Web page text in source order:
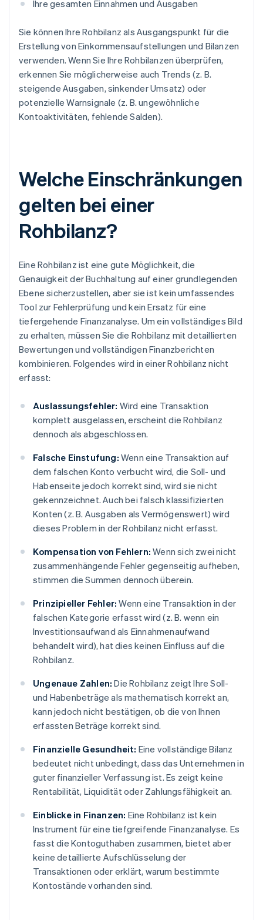
Ihre gesamten Einnahmen und Ausgaben
Sie können Ihre Rohbilanz als Ausgangspunkt für die
Erstellung von Einkommensaufstellungen und Bilanzen
verwenden. Wenn Sie Ihre Rohbilanzen überprüfen,
erkennen Sie möglicherweise auch Trends (z. B.
steigende Ausgaben, sinkender Umsatz) oder
potenzielle Warnsignale (z. B. ungewöhnliche
Kontoaktivitäten, fehlende Salden).
Welche Einschränkungen
gelten bei einer
Rohbilanz?
Eine Rohbilanz ist eine gute Möglichkeit, die
Genauigkeit der Buchhaltung auf einer grundlegenden
Ebene sicherzustellen, aber sie ist kein umfassendes
Tool zur Fehlerprüfung und kein Ersatz für eine
tiefergehende Finanzanalyse. Um ein vollständiges Bild
zu erhalten, müssen Sie die Rohbilanz mit detaillierten
Bewertungen und vollständigen Finanzberichten
kombinieren. Folgendes wird in einer Rohbilanz nicht
erfasst:
Auslassungsfehler: Wird eine Transaktion
komplett ausgelassen, erscheint die Rohbilanz
dennoch als abgeschlossen.
Falsche Einstufung: Wenn eine Transaktion auf
dem falschen Konto verbucht wird, die Soll- und
Habenseite jedoch korrekt sind, wird sie nicht
gekennzeichnet. Auch bei falsch klassifizierten
Konten (z. B. Ausgaben als Vermögenswert) wird
dieses Problem in der Rohbilanz nicht erfasst.
Kompensation von Fehlern: Wenn sich zwei nicht
zusammenhängende Fehler gegenseitig aufheben,
stimmen die Summen dennoch überein.
Prinzipieller Fehler: Wenn eine Transaktion in der
falschen Kategorie erfasst wird (z. B. wenn ein
Investitionsaufwand als Einnahmenaufwand
behandelt wird), hat dies keinen Einfluss auf die
Rohbilanz.
Ungenaue Zahlen: Die Rohbilanz zeigt Ihre Soll-
und Habenbeträge als mathematisch korrekt an,
kann jedoch nicht bestätigen, ob die von Ihnen
erfassten Beträge korrekt sind.
Finanzielle Gesundheit: Eine vollständige Bilanz
bedeutet nicht unbedingt, dass das Unternehmen in
guter finanzieller Verfassung ist. Es zeigt keine
Rentabilität, Liquidität oder Zahlungsfähigkeit an.
Einblicke in Finanzen: Eine Rohbilanz ist kein
Instrument für eine tiefgreifende Finanzanalyse. Es
fasst die Kontoguthaben zusammen, bietet aber
keine detaillierte Aufschlüsselung der
Transaktionen oder erklärt, warum bestimmte
Kontostände vorhanden sind.